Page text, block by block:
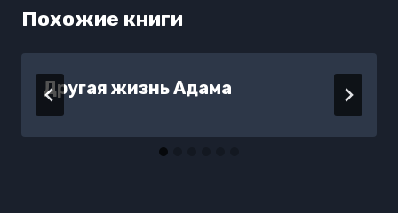
Похожие книги
Другая жизнь Адама